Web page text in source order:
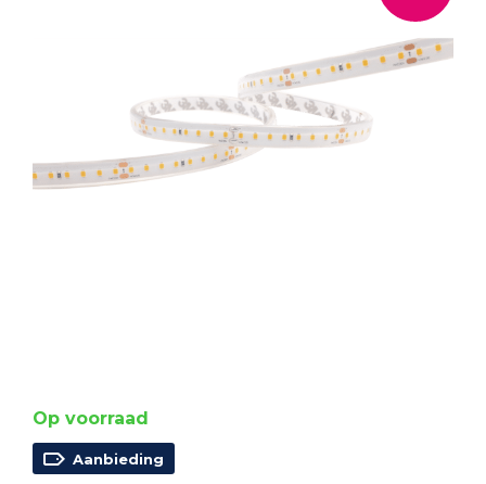
Op voorraad
Aanbieding